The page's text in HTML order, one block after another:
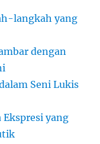
langkah yang
dengan
Seni Lukis
yang